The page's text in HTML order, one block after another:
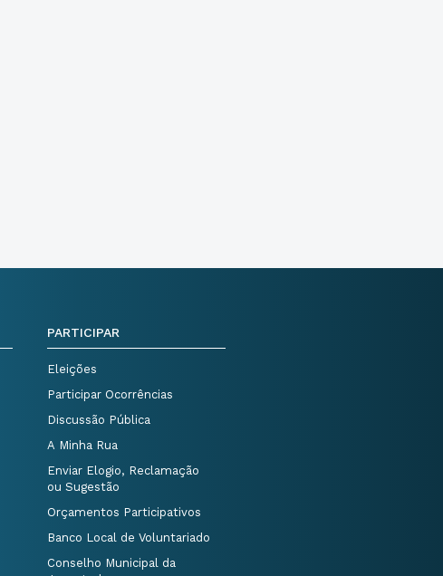
PARTICIPAR
Eleições
Participar Ocorrências
Discussão Pública
A Minha Rua
Enviar Elogio, Reclamação
ou Sugestão
Orçamentos Participativos
Banco Local de Voluntariado
Conselho Municipal da